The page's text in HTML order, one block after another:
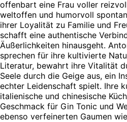
offenbart eine Frau voller
weltoffen und humorvoll
ihrer Loyalität zu Familie und
schafft eine authentische
Äußerlichkeiten hinausgeht.
sprechen für ihre kultivierte
Literatur, bewahrt ihre Vitalität
Seele durch die Geige aus, ein
echter Leidenschaft spielt. Ihre
italienische und chinesische
Geschmack für Gin Tonic und
ebenso verfeinerten Gaumen